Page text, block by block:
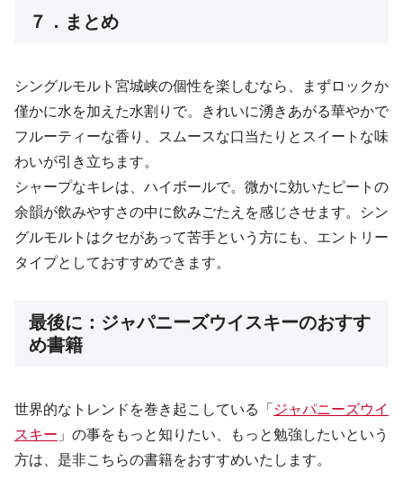
７．まとめ
シングルモルト宮城峡の個性を楽しむなら、まずロックか
僅かに水を加えた水割りで。きれいに湧きあがる華やかで
フルーティーな香り、スムースな口当たりとスイートな味
わいが引き立ちます。
シャープなキレは、ハイボールで。微かに効いたピートの
余韻が飲みやすさの中に飲みごたえを感じさせます。シン
グルモルトはクセがあって苦手という方にも、エントリー
タイプとしておすすめできます。
最後に：ジャパニーズウイスキーのおすす
め書籍
世界的なトレンドを巻き起こしている「 ジャパニーズウイ
スキー 」の事をもっと知りたい、もっと勉強したいという
方は、是非こちらの書籍をおすすめいたします。